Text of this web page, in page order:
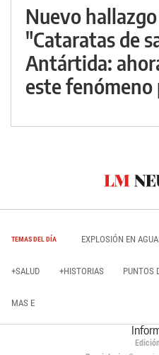
Nuevo
"Cataratas de
Antártida:
este
TEMAS DEL DÍA EXPLOSIÓN EN
+SALUD +HISTORIAS PUNTOS
MAS E